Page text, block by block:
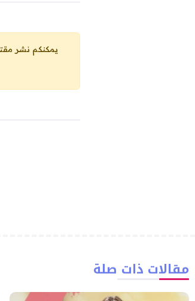
يمكنكم نشر مقتطفات من المقال
مقالات ذات صلة